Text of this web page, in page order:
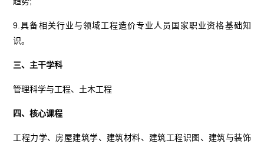
9.具备相关行业与领域工程造价专业人员国家职业资格基础知
识。
三、主干学科
管理科学与工程、土木工程
四、核心课程
工程力学、房屋建筑学、建筑材料、建筑工程识图、建筑与装饰